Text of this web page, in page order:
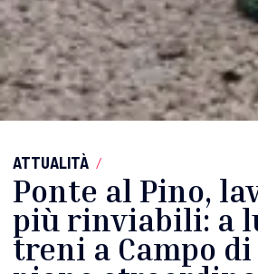
ATTUALITÀ /
Ponte al Pino,
più rinviabili: a
treni a Campo